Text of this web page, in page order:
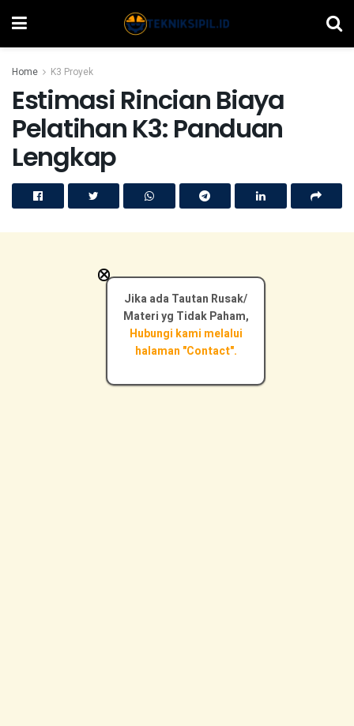
Home K3 Proyek
Estimasi Rincian Biaya
Pelatihan K3: Panduan
Lengkap
Jika ada Tautan Rusak/
Materi yg Tidak Paham,
Hubungi kami melalui
halaman "Contact".
×